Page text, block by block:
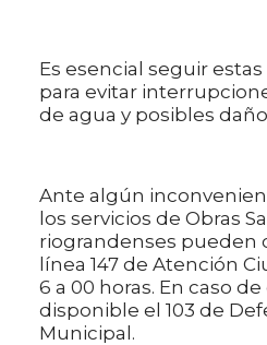
Es esencial seguir
para evitar
de agua y posibles
Ante algún
los servicios de Obras
riograndenses pueden
línea 147 de Atención
6 a 00 horas. En caso
disponible el 103 de
Municipal.